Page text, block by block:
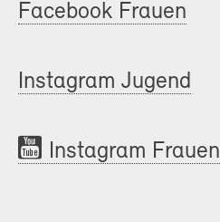
Facebook Frauen
Instagram Jugend
Instagram Frauen